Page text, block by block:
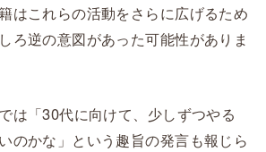
はこれらの活動をさらに広げるため
ろ逆の意図があった可能性がありま
は「30代に向けて、少しずつやる
のかな」という趣旨の発言も報じら